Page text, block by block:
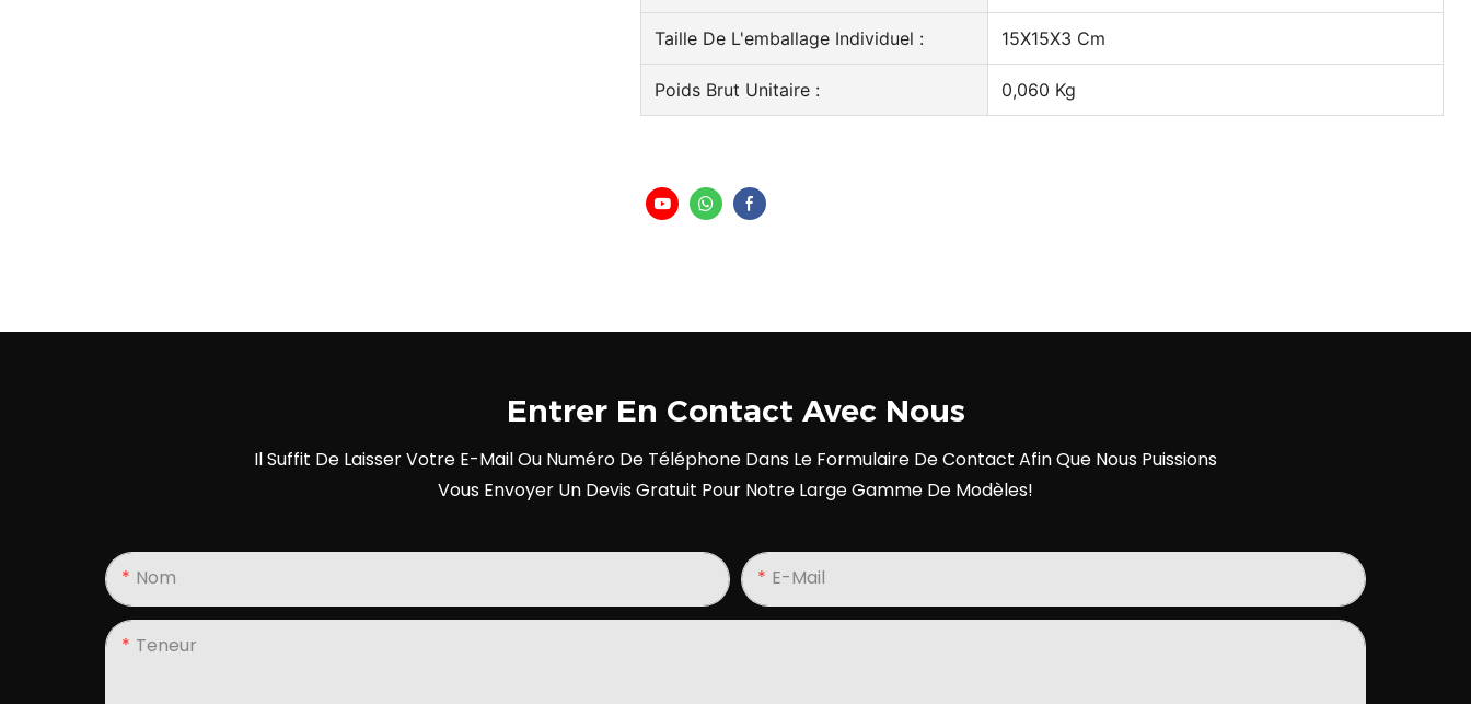
Taille De L'emballage Individuel : 15X15X3 Cm
Poids Brut Unitaire : 0,060 Kg
Entrer En Contact Avec Nous
Il Suffit De Laisser Votre E-Mail Ou Numéro De Téléphone Dans Le Formulaire De Contact Afin Que Nous Puissions
Vous Envoyer Un Devis Gratuit Pour Notre Large Gamme De Modèles!
Nom E-Mail
Teneur